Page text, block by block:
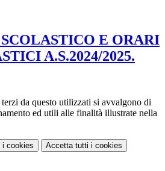
E ORARI
A.S.2024/2025.
da questo utilizzati si avvalgono di
ed utili alle finalità illustrate nella
i cookies Accetta tutti i cookies